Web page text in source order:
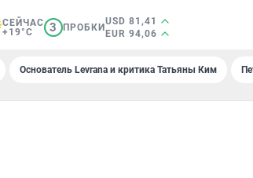
СЕЙЧАС
+19°C
3 ПРОБКИ
USD 81,41
EUR 94,06
Основатель Levrana и критика Татьяны Ким